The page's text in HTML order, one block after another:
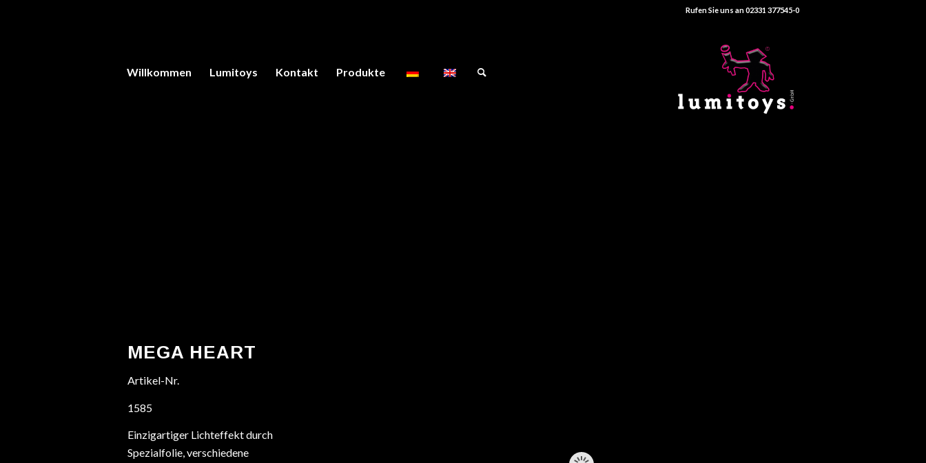
Rufen Sie uns an 02331 377545-0
Willkommen Lumitoys Kontakt Produkte
MEGA HEART
Artikel-Nr.
1585
Einzigartiger Lichteffekt durch
Spezialfolie, verschiedene